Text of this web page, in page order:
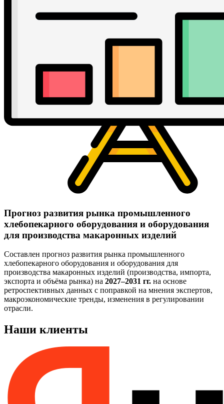
Прогноз развития рынка промышленного
хлебопекарного оборудования и оборудования
для производства макаронных изделий
Составлен прогноз развития рынка промышленного
хлебопекарного оборудования и оборудования для
производства макаронных изделий (производства, импорта,
экспорта и объёма рынка) на 2027–2031 гг. на основе
ретроспективных данных с поправкой на мнения экспертов,
макроэкономические тренды, изменения в регулировании
отрасли.
Наши клиенты